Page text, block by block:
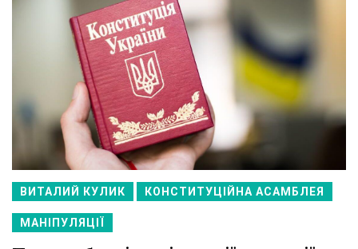
ВИТАЛИЙ КУЛИК КОНСТИТУЦІЙНА АСАМБЛЕЯ
МАНІПУЛЯЦІЇ